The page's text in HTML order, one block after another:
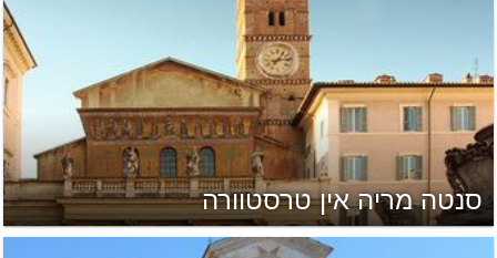
סנטה מריה אין טרסטוורה